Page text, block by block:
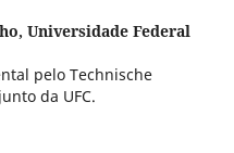
Universidade Federal
pelo Technische
da UFC.